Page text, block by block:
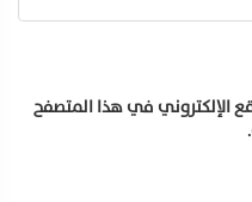
الإلكتروني في هذا المتصفح